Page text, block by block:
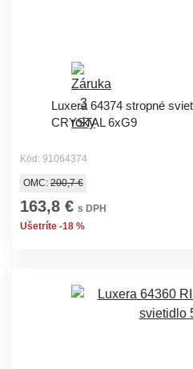
Luxera 64374 stropné
CRYSTAL 6xG9
Kód: 91064374
OMC: 200,7 €
163,8 € s DPH
Ušetríte -18 %